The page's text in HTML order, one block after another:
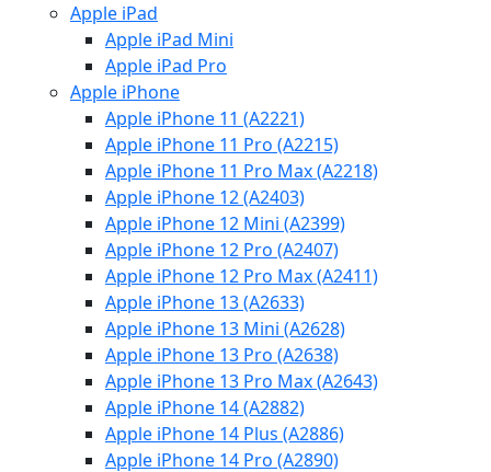
Apple iPad
Apple iPad Mini
Apple iPad Pro
Apple iPhone
Apple iPhone 11 (A2221)
Apple iPhone 11 Pro (A2215)
Apple iPhone 11 Pro Max (A2218)
Apple iPhone 12 (A2403)
Apple iPhone 12 Mini (A2399)
Apple iPhone 12 Pro (A2407)
Apple iPhone 12 Pro Max (A2411)
Apple iPhone 13 (A2633)
Apple iPhone 13 Mini (A2628)
Apple iPhone 13 Pro (A2638)
Apple iPhone 13 Pro Max (A2643)
Apple iPhone 14 (A2882)
Apple iPhone 14 Plus (A2886)
Apple iPhone 14 Pro (A2890)